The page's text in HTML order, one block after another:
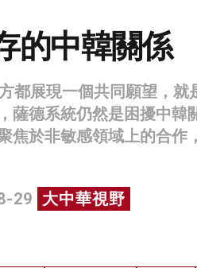
的中韓關係
都展現一個共同願望，就
薩德系統仍然是困擾中韓
焦於非敏感領域上的合作
29 大中華視野